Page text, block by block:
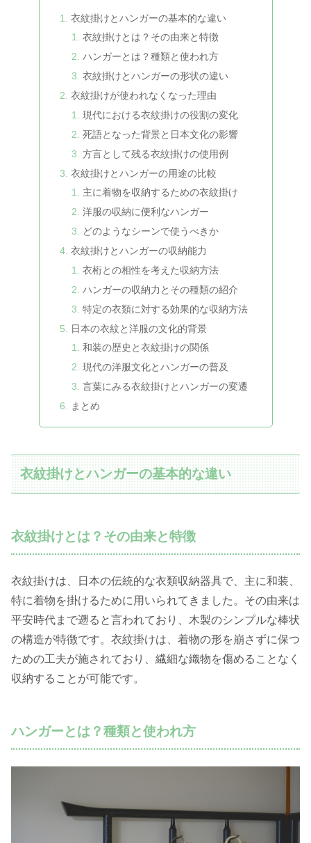
衣紋掛けとハンガーの基本的な違い
衣紋掛けとは？その由来と特徴
ハンガーとは？種類と使われ方
衣紋掛けとハンガーの形状の違い
衣紋掛けが使われなくなった理由
現代における衣紋掛けの役割の変化
死語となった背景と日本文化の影響
方言として残る衣紋掛けの使用例
衣紋掛けとハンガーの用途の比較
主に着物を収納するための衣紋掛け
洋服の収納に便利なハンガー
どのようなシーンで使うべきか
衣紋掛けとハンガーの収納能力
衣桁との相性を考えた収納方法
ハンガーの収納力とその種類の紹介
特定の衣類に対する効果的な収納方法
日本の衣紋と洋服の文化的背景
和装の歴史と衣紋掛けの関係
現代の洋服文化とハンガーの普及
言葉にみる衣紋掛けとハンガーの変遷
まとめ
衣紋掛けとハンガーの基本的な違い
衣紋掛けとは？その由来と特徴
衣紋掛けは、日本の伝統的な衣類収納器具で、主に和装、
特に着物を掛けるために用いられてきました。その由来は
平安時代まで遡ると言われており、木製のシンプルな棒状
の構造が特徴です。衣紋掛けは、着物の形を崩さずに保つ
ための工夫が施されており、繊細な織物を傷めることなく
収納することが可能です。
ハンガーとは？種類と使われ方